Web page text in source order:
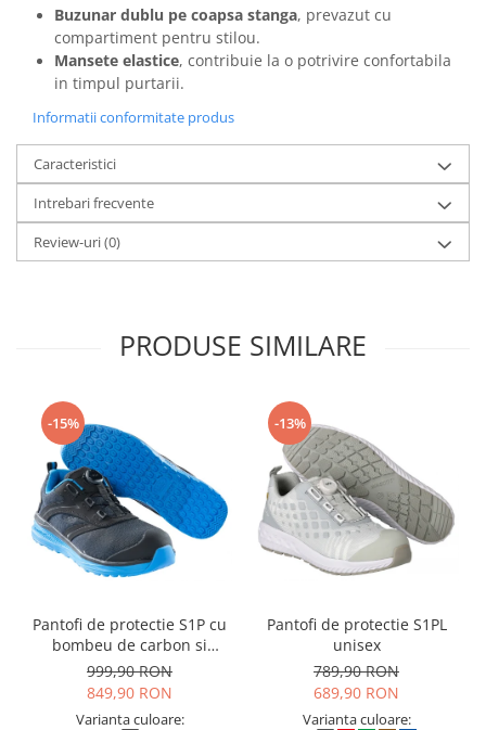
Buzunar dublu pe coapsa stanga, prevazut cu
compartiment pentru stilou.
Mansete elastice, contribuie la o potrivire confortabila
in timpul purtarii.
Informatii conformitate produs
Caracteristici
Intrebari frecvente
Review-uri(0)
PRODUSE SIMILARE
-15%
Pantofi de protectie S1P cu
bombeu de carbon si
inchidere BOAÂ® Fit
999,90 RON
849,90 RON
Varianta culoare:
-13%
Pantofi de protectie S1PL
unisex
789,90 RON
689,90 RON
Varianta culoare: